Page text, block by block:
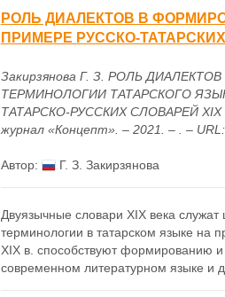
РОЛЬ ДИАЛЕКТОВ В
ПРИМЕРЕ РУССКО-
Закирзянова Г. З. РОЛЬ
ТЕРМИНОЛОГИИ ТАТАРСКОГО
ТАТАРСКО-РУССКИХ СЛОВАРЕЙ XIX
журнал «Концепт». – 2021. – . –
Автор: Г. З. Закирзянова
Двуязычные словари ХIX века
терминологии в татарском языке на
XIX в. способствуют формированию
современном литературном языке и